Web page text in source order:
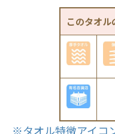
このタオル
※タオル特徴アイコ